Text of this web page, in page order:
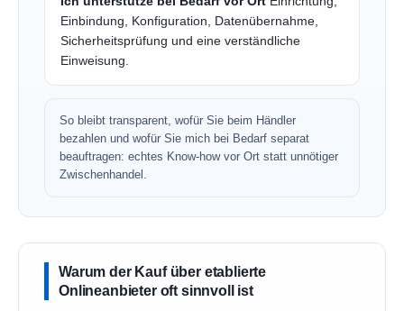
Einbindung, Konfiguration, Datenübernahme,
Sicherheitsprüfung und eine verständliche
Einweisung.
So bleibt transparent, wofür Sie beim Händler
bezahlen und wofür Sie mich bei Bedarf separat
beauftragen: echtes Know-how vor Ort statt unnötiger
Zwischenhandel.
Warum der Kauf über etablierte
Onlineanbieter oft sinnvoll ist